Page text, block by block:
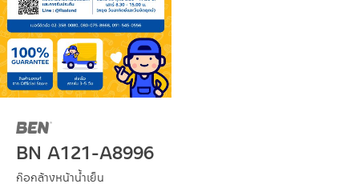
BN A121-A8996
ก๊อกล้างหน้าน้ำเย็น